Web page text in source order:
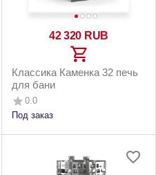
42 320 RUB
Классика Каменка 32 печь
для бани
0.0
Под заказ